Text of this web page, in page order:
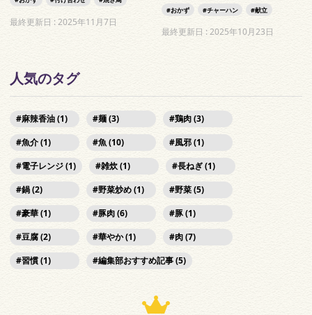
最終更新日 : 2025年11月7日
おかず チャーハン 献立
最終更新日 :2025年10月23日
人気のタグ
麻辣香油 (1) 麺 (3)
鶏肉 (3)
魚介 (1)
魚 (10)
風邪 (1)
電子レンジ (1)
雑炊 (1)
長ねぎ (1)
鍋 (2)
野菜炒め (1)
野菜 (5)
豪華 (1)
豚肉 (6)
豚 (1)
豆腐 (2)
華やか (1)
肉 (7)
習慣 (1)
編集部おすすめ記事 (5)